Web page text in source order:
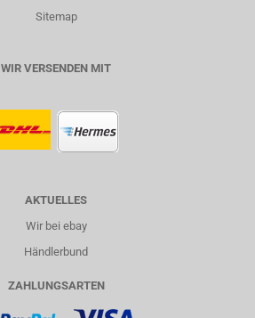
Sitemap
WIR VERSENDEN MIT
AKTUELLES
Wir bei ebay
Händlerbund
ZAHLUNGSARTEN